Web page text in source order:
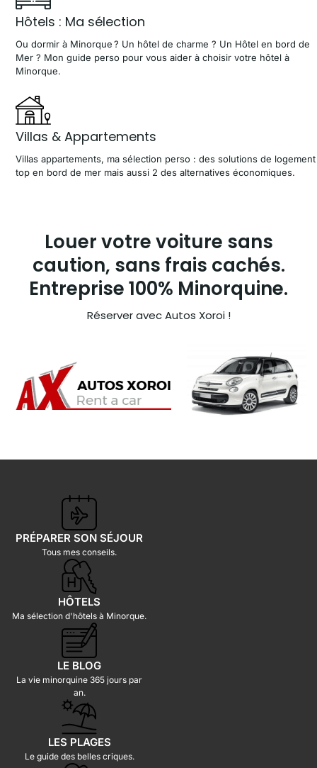
Hôtels : Ma sélection
Ou dormir à Minorque ? Un hôtel de charme ? Un Hôtel en bord de
Mer ? Mon guide perso pour vous aider à choisir votre hôtel à
Minorque.
Villas & Appartements
Villas appartements, ma sélection perso : des solutions de logement
top en bord de mer mais aussi 2 des alternatives économiques.
Louer votre voiture sans
caution, sans frais cachés.
Entreprise 100% Minorquine.
Réserver avec Autos Xoroi !
PRÉPARER SON SÉJOUR
Tous mes conseils.
HÔTELS
Ma sélection d'hôtels à Minorque.
LE BLOG
La vie minorquine 365 jours par
an.
LES PLAGES
Le guide des belles criques.